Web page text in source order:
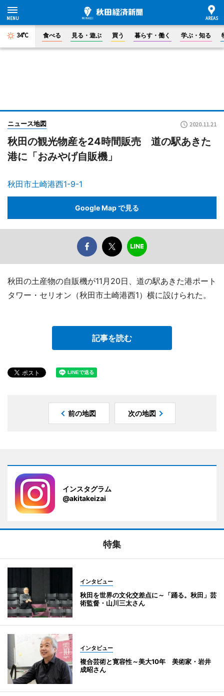
34°C 食べる 見る・遊ぶ 買う 暮らす・働く 学ぶ・知る
ニュース地図 2020.11.21
秋田の観光物産を24時間販売 道の駅あきた
港に「おみやげ自販機」
秋田市土崎港西1-9-1
Google Map で見る
秋田の土産物の自販機が11月20日、道の駅あきた港ポート
タワー・セリオン（秋田市土崎港西1）横に設けられた。
記事を読む
前の地図 次の地図
インスタグラム
@akitakeizai
特集
インタビュー
秋田を世界の文化交差点に～「踊る。秋田」芸
術監督・山川三太さん
インタビュー
複合芸術と寛容性～美大10年 美術家・岩井
成昭さん